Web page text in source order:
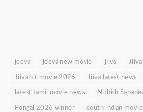
jeeva jeeva new movie jiiva
Jiiva hit movie 2026 Jiiva latest news
latest tamil movie news Nithish
Pongal 2026 winner south indian